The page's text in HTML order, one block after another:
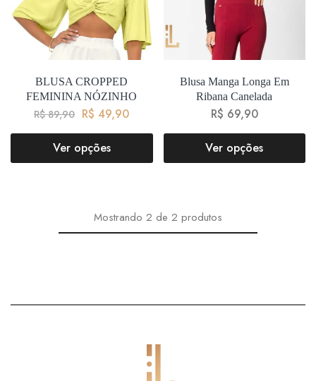
BLUSA CROPPED
FEMININA NÓZINHO
R$89,90 R$ 49,90
Ver opções
Blusa Manga Longa Em
Ribana Canelada
R$ 69,90
Ver opções
Mostrando 2 de 2 produtos